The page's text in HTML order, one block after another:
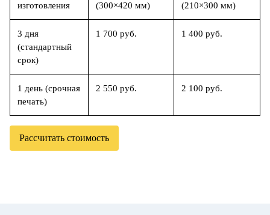
изготовления
(300×420 мм)
(210×300 мм)
3 дня
(стандартный
срок)
1 700 руб. 1 400 руб.
1 день (срочная
печать)
2 550 руб. 2 100 руб.
Рассчитать стоимость